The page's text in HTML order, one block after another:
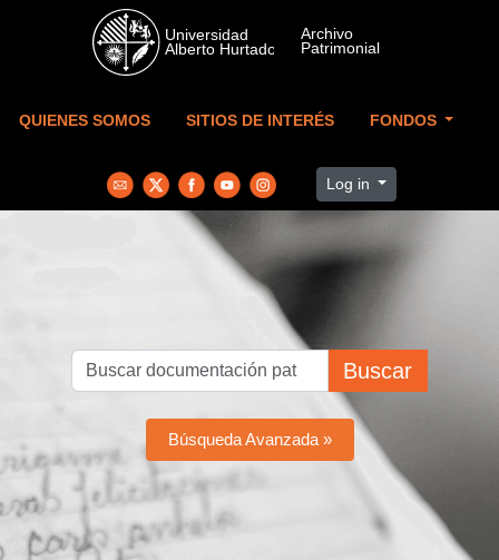
Skip to main content
QUIENES SOMOS SITIOS DE INTERÉS FONDOS
Log in
Buscar
Búsqueda Avanzada »